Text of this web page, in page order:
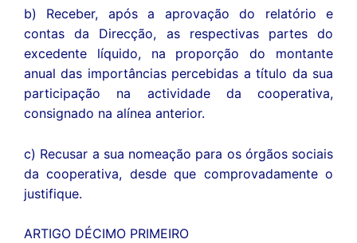
b) Receber, após a aprovação do relatório e
contas da Direcção, as respectivas partes do
excedente líquido, na proporção do montante
anual das importâncias percebidas a título da sua
participação na actividade da cooperativa,
consignado na alínea anterior.
c) Recusar a sua nomeação para os órgãos sociais
da cooperativa, desde que comprovadamente o
justifique.
ARTIGO DÉCIMO PRIMEIRO